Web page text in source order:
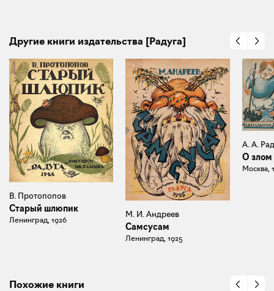
Другие книги издательства [Радуга]
В. Протопопов
Старый шлюпик
Ленинград, 1926
М. И. Андреев
Самсусам
Ленинград, 1925
А. А.
О злом
Москва,
Похожие книги